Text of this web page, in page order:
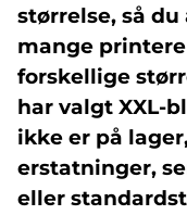
størrelse, så
mange
forskellige
har valgt XXL-
ikke er på
erstatninger,
eller